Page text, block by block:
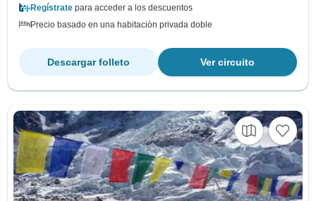
Regístrate para acceder a los descuentos
Precio basado en una habitación privada doble
Ver circuito
Descargar folleto